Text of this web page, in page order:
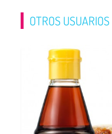
OTROS